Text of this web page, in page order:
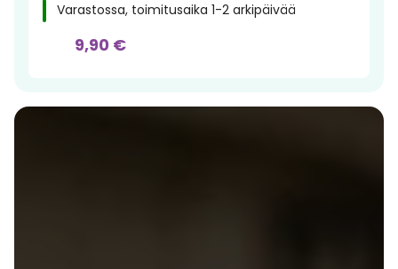
Varastossa, toimitusaika 1-2 arkipäivää
9,90 €